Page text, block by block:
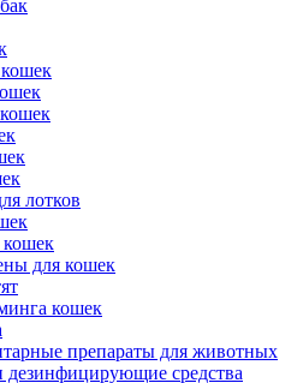
лотков
кошек
для кошек
кошек
препараты для животных
дезинфицирующие средства